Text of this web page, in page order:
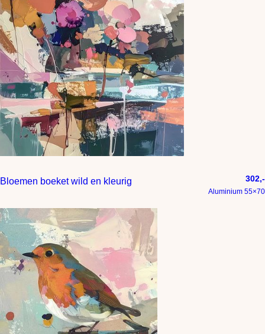
Bloemen boeket wild en kleurig 302,-
Aluminium 55×70